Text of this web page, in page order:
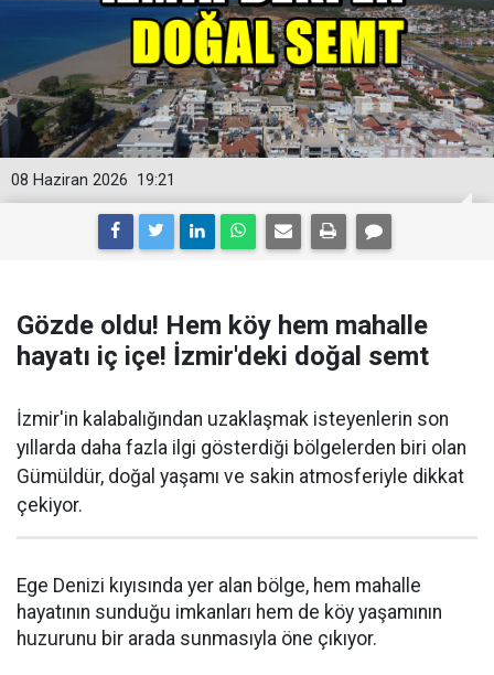
19:21
08 Haziran 2026
Gözde oldu! Hem köy hem mahalle
hayatı iç içe! İzmir'deki doğal semt
İzmir'in kalabalığından uzaklaşmak isteyenlerin son
yıllarda daha fazla ilgi gösterdiği bölgelerden biri olan
Gümüldür, doğal yaşamı ve sakin atmosferiyle dikkat
çekiyor.
Ege Denizi kıyısında yer alan bölge, hem mahalle
hayatının sunduğu imkanları hem de köy yaşamının
huzurunu bir arada sunmasıyla öne çıkıyor.